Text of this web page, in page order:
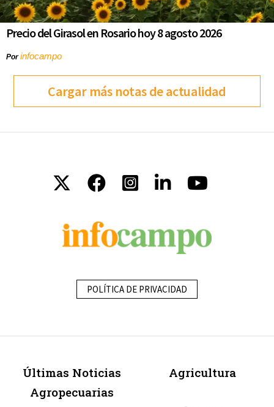
Precio del Girasol en Rosario hoy 8 agosto 2026
Porinfocampo
Cargar más notas de actualidad
POLÍTICA DE PRIVACIDAD
Últimas Noticias
Agropecuarias
Agricultura